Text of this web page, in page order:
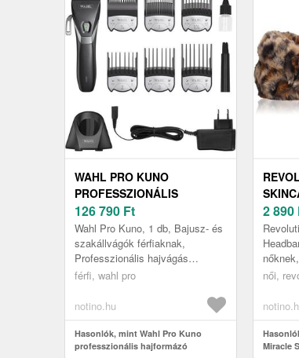
WAHL PRO KUNO
PROFESSZIONÁLIS
HAJFORMÁZÓ
CSERÉLHETŐ
TOLDALÉKKAL 1 DB
126 790 Ft
Wahl Pro Kuno, 1 db, Bajusz- és
szakállvágók férfiaknak,
Professzionális hajvágás
maximális pontossággal Ha az
nyújt, a...
férfi, wahl pro
notino.hu
Hasonlók, mint Wahl Pro Kuno
professzionális hajformázó
2 890
női,
Miracle